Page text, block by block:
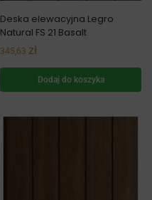
Deska elewacyjna Legro
Natural FS 21 Basalt
345,63 zł
Dodaj do koszyka